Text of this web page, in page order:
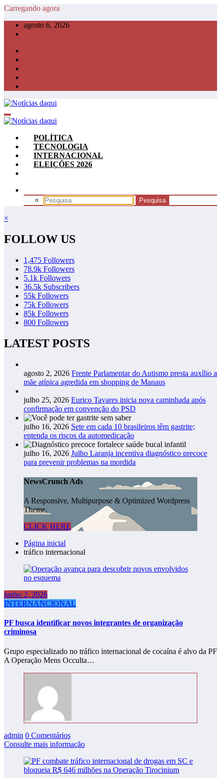
Pular
conteúdo
Carregando agora
agosto 6, 2026
POLÍTICA
TECNOLOGIA
INTERNACIONAL
ELEIÇÕES 2026
×
FOLLOW US
1,475 Followers
78.9k Followers
5.1k Followers
36.5k Subscribers
55k Followers
75k Followers
85k Followers
800 Followers
LATEST POSTS
agosto 2, 2026 Frente Parlamentar do Autismo presta auxílio a
mãe atípica agredida em shopping de Manaus
julho 25, 2026 Eurico Tavares inicia nova caminhada após
confirmação em convenção do PSD
julho 16, 2026 Sete em cada 10 brasileiros têm gastrite;
entenda os riscos da automedicação
julho 16, 2026 Julho Laranja incentiva diagnóstico precoce
para prevenir problemas na mordida
NewsCrunch Ads
A Responsive, Multipurpose & Optimized Wordpress
Theme.
CLICK HERE
Página inicial
tráfico internacional
junho 2, 2026
INTERNANCIONAL
PF busca identificar novos integrantes de organização
criminosa
Grupo especializado no tráfico internacional de cocaína é alvo da PF
A Operação Mens Occulta…
admin 0 Comentários
Consulte mais informação